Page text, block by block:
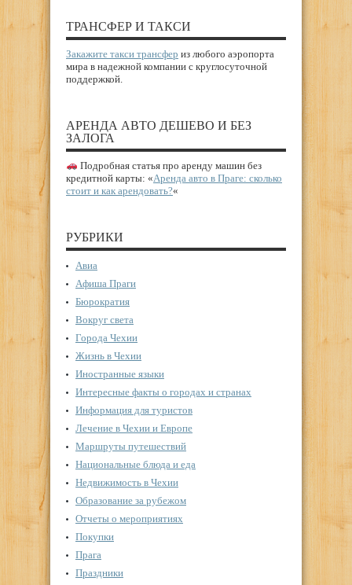
ТРАНСФЕР И ТАКСИ
Закажите такси трансфер из любого аэропорта
мира в надежной компании с круглосуточной
поддержкой.
АРЕНДА АВТО ДЕШЕВО И БЕЗ
ЗАЛОГА
Подробная статья про аренду машин без
кредитной карты: «Аренда авто в Праге: сколько
стоит и как арендовать?«
РУБРИКИ
Авиа
Афиша Праги
Бюрократия
Вокруг света
Города Чехии
Жизнь в Чехии
Иностранные языки
Интересные факты о городах и странах
Информация для туристов
Лечение в Чехии и Европе
Маршруты путешествий
Национальные блюда и еда
Недвижимость в Чехии
Образование за рубежом
Отчеты о мероприятиях
Покупки
Прага
Праздники